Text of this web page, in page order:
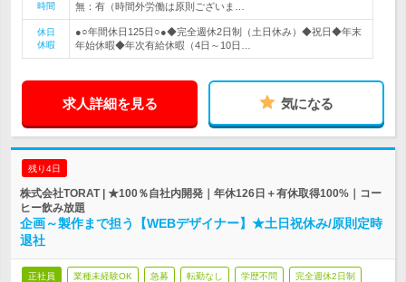
時間
無：有（時間外労働は原則ございま…
休日
休暇
●○年間休日125日○●◆完全週休2日制（土日休み）◆祝日◆年末
年始休暇◆年次有給休暇（4日～10日…
求人詳細を見る 気になる
残り4日
株式会社TORAT | ★100％自社内開発｜年休126日＋有休取得100%｜コー
ヒー飲み放題
企画～製作まで担う【WEBデザイナー】★土日祝休み/原則定時
退社
正社員 業種未経験OK 急募 転勤なし 学歴不問 完全週休2日制